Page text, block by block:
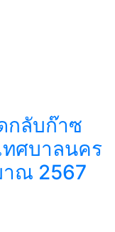
กลับก๊าซ
ทศบาลนคร
าณ 2567